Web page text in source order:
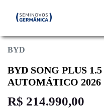
BYD
BYD SONG PLUS
AUTOMÁTICO 2026
R$ 214.990,00